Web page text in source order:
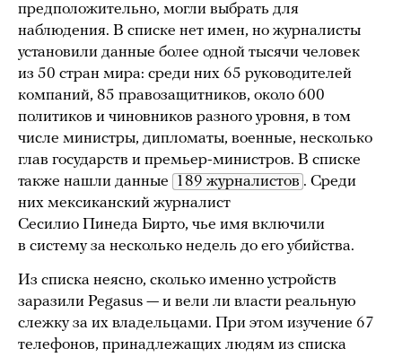
предположительно, могли выбрать для
наблюдения. В списке нет имен, но журналисты
установили данные более одной тысячи человек
из 50 стран мира: среди них 65 руководителей
компаний, 85 правозащитников, около 600
политиков и чиновников разного уровня, в том
числе министры, дипломаты, военные, несколько
глав государств и премьер-министров. В списке
также нашли данные
189 журналистов . Среди
них мексиканский журналист
Сесилио Пинеда Бирто, чье имя включили
в систему за несколько недель до его убийства.
Из списка неясно, сколько именно устройств
заразили Pegasus — и вели ли власти реальную
слежку за их владельцами. При этом изучение 67
телефонов, принадлежащих людям из списка